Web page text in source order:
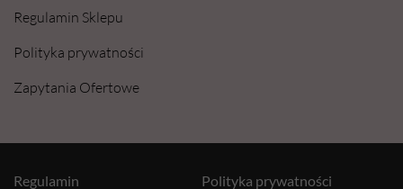
Regulamin Sklepu
Polityka prywatności
Zapytania Ofertowe
Polityka prywatności
Regulamin